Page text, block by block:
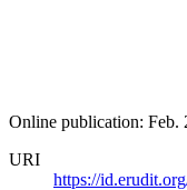
Online publication: Feb.
URI
https://